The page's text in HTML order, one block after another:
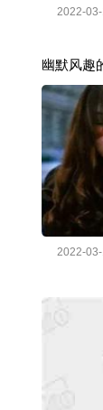
2022-
幽默风趣
2022-